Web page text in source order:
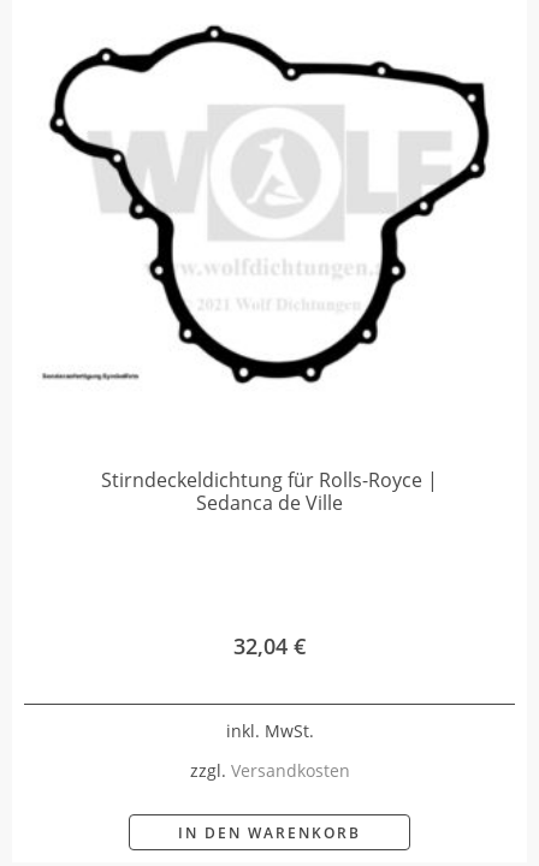
Stirndeckeldichtung für Rolls-Royce |
Sedanca de Ville
32,04 €
inkl. MwSt.
zzgl. Versandkosten
IN DEN WARENKORB